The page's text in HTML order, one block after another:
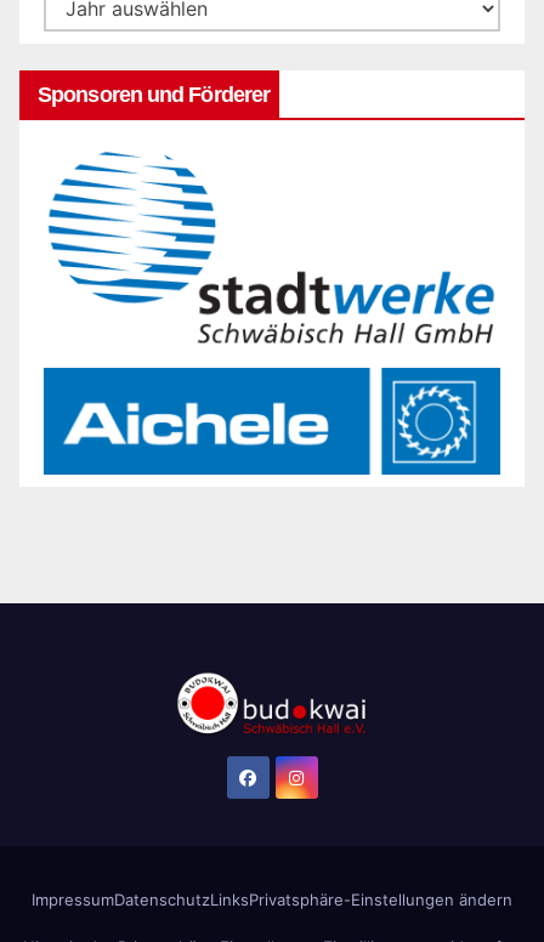
Sponsoren und Förderer
ImpressumDatenschutzLinksPrivatsphäre-Einstellungen ändern